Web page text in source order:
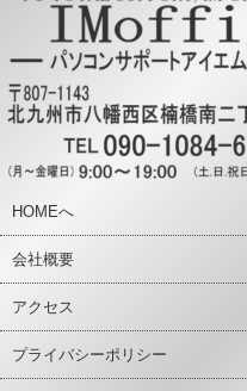
HOMEへ
会社概要
アクセス
プライバシーポリシー